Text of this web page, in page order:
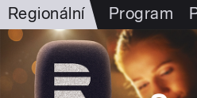
Regionální Program